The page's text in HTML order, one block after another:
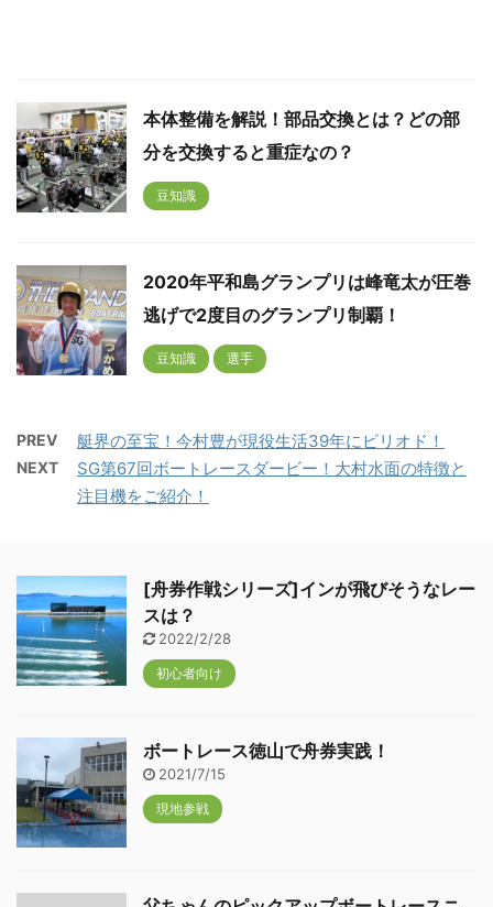
本体整備を解説！部品交換とは？どの部
分を交換すると重症なの？
豆知識
2020年平和島グランプリは峰竜太が圧巻
逃げで2度目のグランプリ制覇！
豆知識 選手
PREV 艇界の至宝！今村豊が現役生活39年にピリオド！
NEXT
SG第67回ボートレースダービー！大村水面の特徴と
注目機をご紹介！
[舟券作戦シリーズ]インが飛びそうなレー
スは？
2022/2/28
初心者向け
ボートレース徳山で舟券実践！
2021/7/15
現地参戦